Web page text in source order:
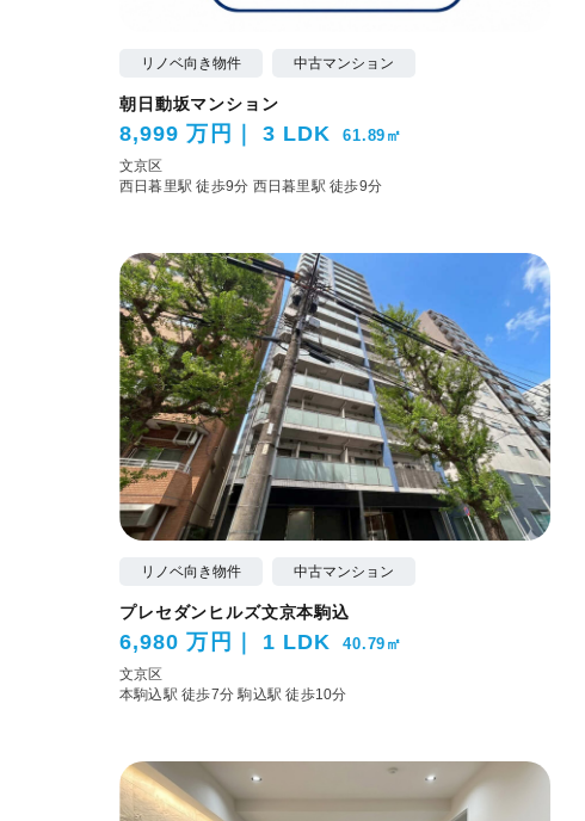
リノベ向き物件 中古マンション
朝日動坂マンション
8,999 万円 3 LDK 61.89㎡
文京区
西日暮里駅 徒歩9分 西日暮里駅 徒歩9分
リノベ向き物件 中古マンション
プレセダンヒルズ文京本駒込
6,980 万円 1 LDK 40.79㎡
文京区
本駒込駅 徒歩7分駒込駅 徒歩10分